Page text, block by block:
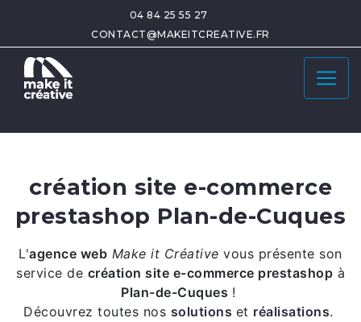
04 84 25 55 27
CONTACT@MAKEITCREATIVE.FR
création site e-commerce
prestashop Plan-de-Cuques
L'agence web Make it Créativevous présente son
service de création site e-commerce prestashop à
Plan-de-Cuques !
Découvrez toutes nos solutions et réalisations.